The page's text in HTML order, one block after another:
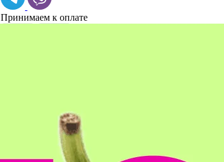
Принимаем к оплате